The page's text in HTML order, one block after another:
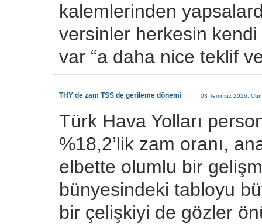
kalemlerinden
versinler herkesin
var “a daha nice teklif
THY de zam TSS de gerileme dönemi 03 Temmuz 2026,
Türk Hava Yolları
%18,2’lik zam oranı,
elbette olumlu bir
bünyesindeki tabloyu
bir çelişkiyi de gözler